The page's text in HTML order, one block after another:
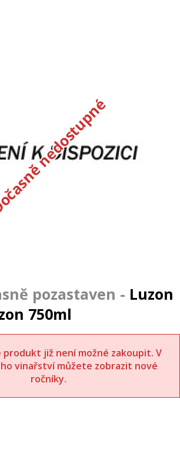
nedostupné
Luzon
750ml
produkt již není možné zakoupit. V
vinařství můžete zobrazit nové
ročníky.